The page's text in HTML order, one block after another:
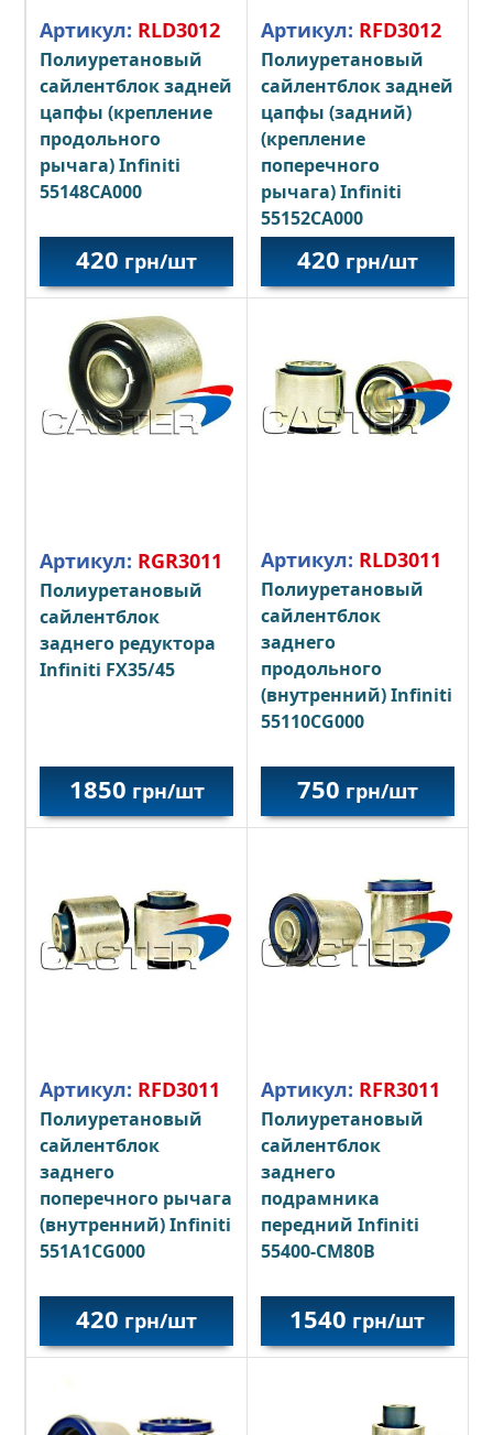
Артикул: RLD3012
Полиуретановый
сайлентблок задней
цапфы (крепление
продольного
рычага) Infiniti
55148CA000
420 грн/шт
Артикул: RFD3012
Полиуретановый
сайлентблок задней
цапфы (задний)
(крепление
поперечного
рычага) Infiniti
55152CA000
420 грн/шт
Артикул: RGR3011
Полиуретановый
сайлентблок
заднего редуктора
Infiniti FX35/45
1850 грн/шт
Артикул: RLD3011
Полиуретановый
сайлентблок
заднего
продольного
(внутренний) Infiniti
55110CG000
750 грн/шт
Артикул: RFD3011
Полиуретановый
сайлентблок
заднего
поперечного рычага
(внутренний) Infiniti
551A1CG000
420 грн/шт
Артикул: RFR3011
Полиуретановый
сайлентблок
заднего
подрамника
передний Infiniti
55400-CM80B
1540 грн/шт